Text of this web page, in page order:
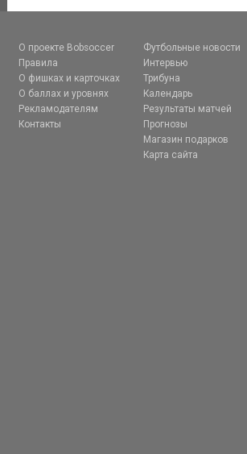
О проекте Bobsoccer
Правила
О фишках и карточках
О баллах и уровнях
Рекламодателям
Контакты
Футбольные новости
Интервью
Трибуна
Календарь
Результаты матчей
Прогнозы
Магазин подарков
Карта сайта